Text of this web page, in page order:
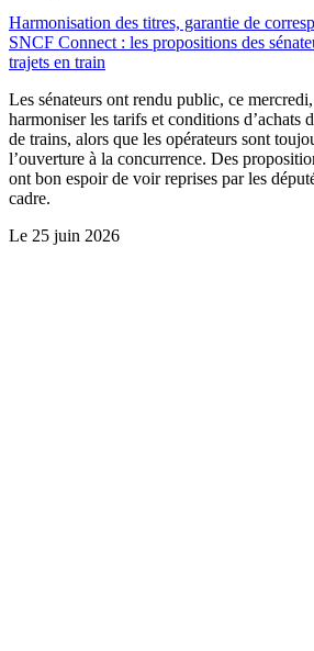
Harmonisation des titres, garantie de
SNCF Connect : les propositions des
trajets en train
Les sénateurs ont rendu public, ce
harmoniser les tarifs et conditions d’achats
de trains, alors que les opérateurs sont
l’ouverture à la concurrence. Des
ont bon espoir de voir reprises par les
cadre.
Le 25 juin 2026